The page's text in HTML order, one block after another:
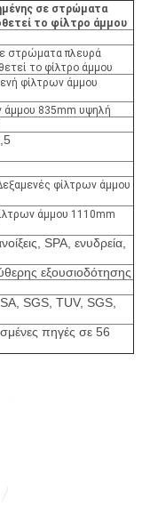
σε στρώματα
το φίλτρο άμμου
στρώματα πλευρά
το φίλτρο άμμου
φίλτρων άμμου
άμμου 835mm υψηλή
φίλτρων άμμου
άμμου 1110mm
SPA, ενυδρεία,
εξουσιοδότησης
SGS, TUV, SGS,
πηγές σε 56